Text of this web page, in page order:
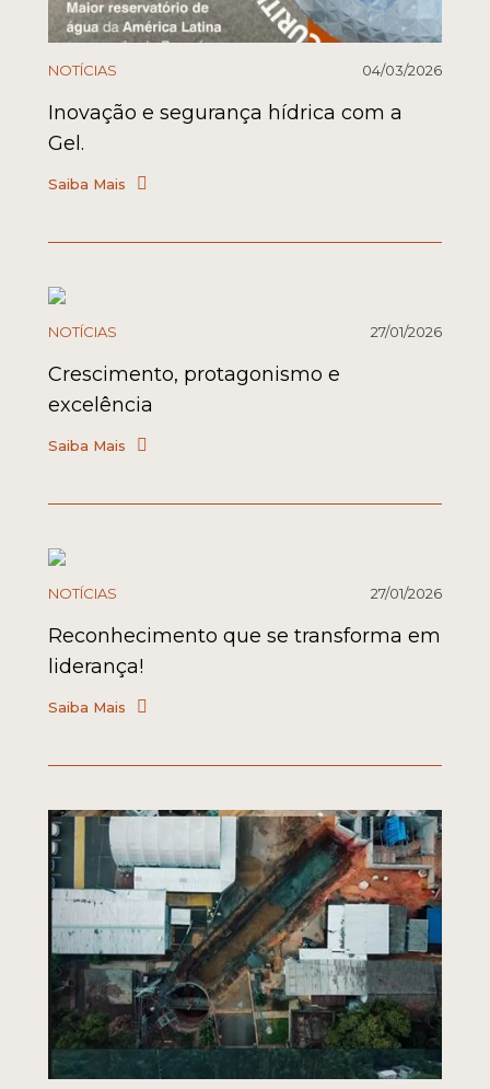
NOTÍCIAS 04/03/2026
Inovação e segurança hídrica com a
Gel.
Saiba Mais
NOTÍCIAS 27/01/2026
Crescimento, protagonismo e
excelência
Saiba Mais
NOTÍCIAS 27/01/2026
Reconhecimento que se transforma em
liderança!
Saiba Mais